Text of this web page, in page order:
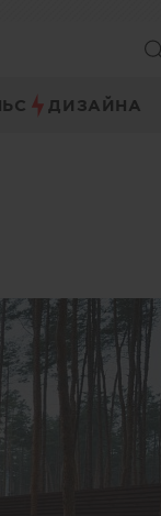
ДИЗАЙНА